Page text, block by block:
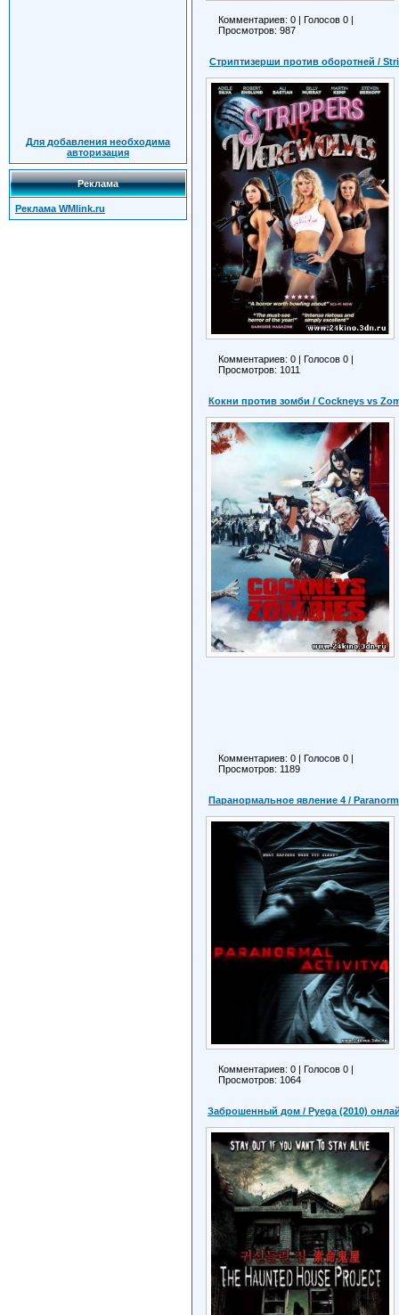
Для добавления необходима
авторизация
Реклама
Реклама WMlink.ru
Комментариев: 0 | Голосов 0 |
Просмотров: 987
Стриптизерши против оборотней /
Комментариев: 0 | Голосов 0 |
Просмотров: 1011
Кокни против зомби / Cockneys vs
Комментариев: 0 | Голосов 0 |
Просмотров: 1189
Паранормальное явление 4 /
Комментариев: 0 | Голосов 0 |
Просмотров: 1064
Заброшенный дом / Pyega (2010)